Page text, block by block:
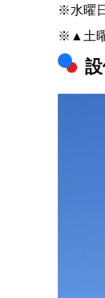
※水曜
※▲土曜